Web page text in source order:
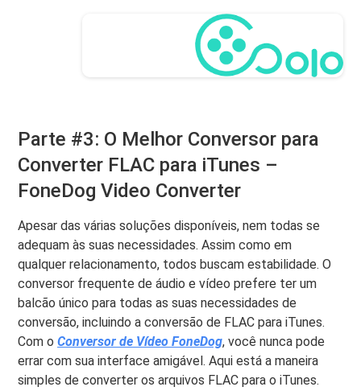
Parte #3: O Melhor Conversor para
Converter FLAC para iTunes –
FoneDog Video Converter
Apesar das várias soluções disponíveis, nem todas se
adequam às suas necessidades. Assim como em
qualquer relacionamento, todos buscam estabilidade. O
conversor frequente de áudio e vídeo prefere ter um
balcão único para todas as suas necessidades de
conversão, incluindo a conversão de FLAC para iTunes.
Com oConversor de Vídeo FoneDog, você nunca pode
errar com sua interface amigável. Aqui está a maneira
simples de converter os arquivos FLAC para o iTunes.